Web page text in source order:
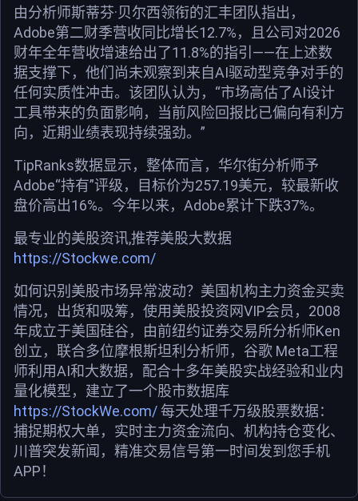
由分析师斯蒂芬·贝尔西领衔的汇丰团队指出，
Adobe第二财季营收同比增长12.7%，且公司对2026
财年全年营收增速给出了11.8%的指引——在上述数
据支撑下，他们尚未观察到来自AI驱动型竞争对手的
任何实质性冲击。该团队认为，“市场高估了AI设计
工具带来的负面影响，当前风险回报比已偏向有利方
向，近期业绩表现持续强劲。”
TipRanks数据显示，整体而言，华尔街分析师予
Adobe“持有”评级，目标价为257.19美元，较最新收
盘价高出16%。今年以来，Adobe累计下跌37%。
最专业的美股资讯,推荐美股大数据
https://Stockwe.com/
如何识别美股市场异常波动？美国机构主力资金买卖
情况，出货和吸筹，使用美股投资网VIP会员，2008
年成立于美国硅谷，由前纽约证券交易所分析师Ken
创立，联合多位摩根斯坦利分析师，谷歌 Meta工程
师利用AI和大数据，配合十多年美股实战经验和业内
量化模型，建立了一个股市数据库
https://StockWe.com/每天处理千万级股票数据：
捕捉期权大单，实时主力资金流向、机构持仓变化、
川普突发新闻，精准交易信号第一时间发到您手机
APP！